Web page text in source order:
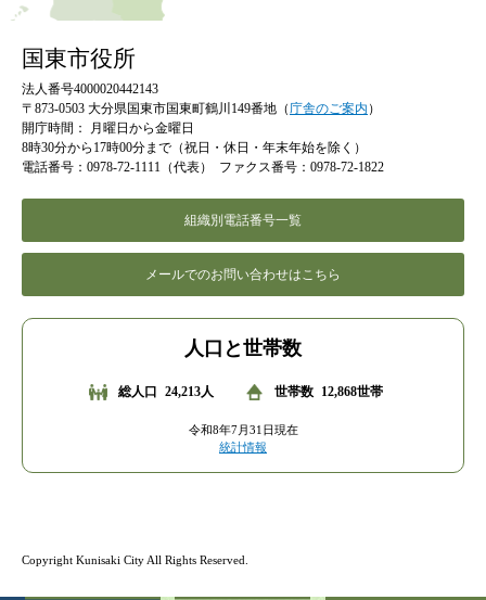
国東市役所
法人番号4000020442143
〒873-0503 大分県国東市国東町鶴川149番地（庁舎のご案内 ）
開庁時間：
月曜日から金曜日
8時30分から17時00分まで（祝日・休日・年末年始を除く）
電話番号：0978-72-1111（代表）
ファクス番号：0978-72-1822
組織別電話番号一覧
メールでのお問い合わせはこちら
人口と世帯数
総人口 24,213人 世帯数 12,868世帯
令和8年7月31日現在
統計情報
Copyright Kunisaki City All Rights Reserved.